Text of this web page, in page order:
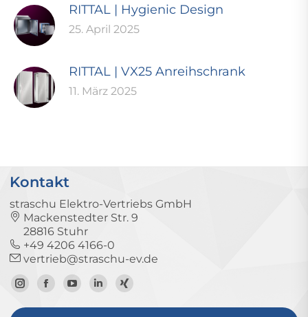
RITTAL | Hygienic Design
25. April 2025
RITTAL | VX25 Anreihschrank
11. März 2025
Kontakt
straschu Elektro-Vertriebs GmbH
Mackenstedter Str. 9
28816 Stuhr
+49 4206 4166-0
vertrieb@straschu-ev.de
Zum
Instagram-
Zur
Facebook-
Zum
YouTube-
Zum
LinkedIn-
Zum
Xing-